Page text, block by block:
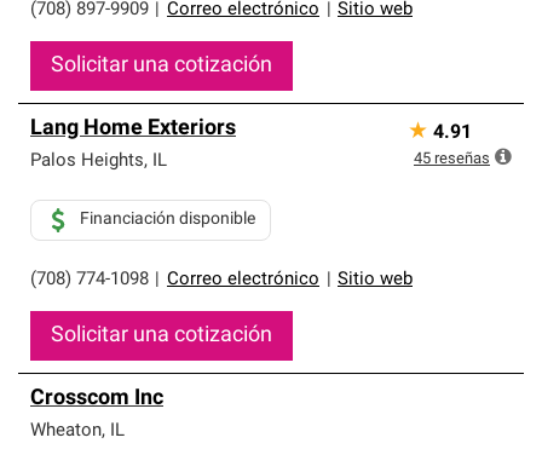
(708) 897-9909
Correo electrónico Sitio web
Solicitar una cotización
Lang Home Exteriors
Palos Heights, IL
(708) 774-1098 Correo electrónico Sitio web
Financiación disponible
Solicitar una cotización
★ 4.91
45 reseñas
Crosscom Inc
Wheaton, IL